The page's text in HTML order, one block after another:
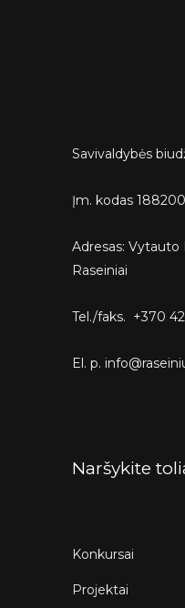
Savivaldybės
Įm. kodas
Adresas: Vytauto
Raseiniai
Tel./faks. +370
El. p.
Naršykite
Konkursai
Projektai